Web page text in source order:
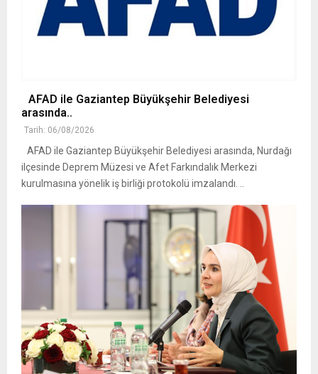
AFAD ile Gaziantep Büyükşehir Belediyesi
arasında..
Tarih: 06/08/2026
AFAD ile Gaziantep Büyükşehir Belediyesi arasında, Nurdağı
ilçesinde Deprem Müzesi ve Afet Farkındalık Merkezi
kurulmasına yönelik iş birliği protokolü imzalandı. ..